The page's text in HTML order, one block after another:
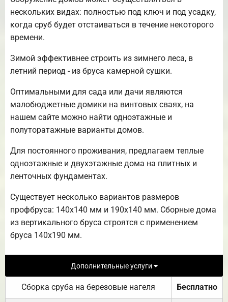
нескольких видах: полностью под ключ и под усадку,
когда сруб будет отстаиваться в течение некоторого
времени.
Зимой эффективнее строить из зимнего леса, в
летний период - из бруса камерной сушки.
Оптимальными для сада или дачи являются
малобюджетные домики на винтовых сваях, на
нашем сайте можно найти одноэтажные и
полуторатажные варианты домов.
Для постоянного проживания, предлагаем теплые
одноэтажные и двухэтажные дома на плитных и
ленточных фундаментах.
Существует несколько вариантов размеров
профбруса: 140х140 мм и 190х140 мм. Сборные дома
из вертикального бруса строятся с применением
бруса 140х190 мм.
Дополнительные услуги
Сборка сруба на березовые нагеля Бесплатно